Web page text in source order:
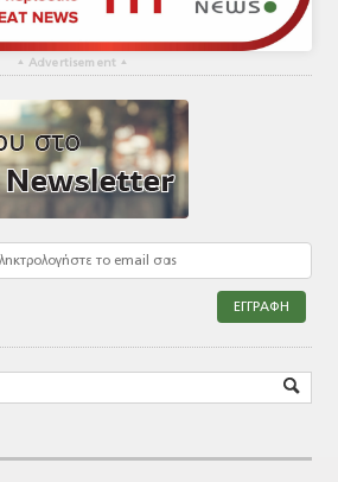
▴ Advertisement ▴